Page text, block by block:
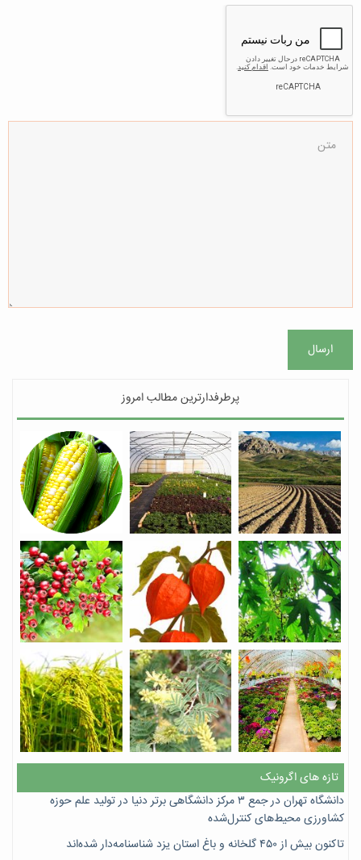
ارسال
پرطرفدارترین مطالب امروز
تازه های اگرونیک
دانشگاه تهران در جمع ۳ مرکز دانشگاهی برتر دنیا در تولید علم حوزه
کشاورزی محیط‌های کنترل‌شده
تاکنون بیش از ۴۵۰ گلخانه و باغ استان یزد شناسنامه‌دار شده‌اند